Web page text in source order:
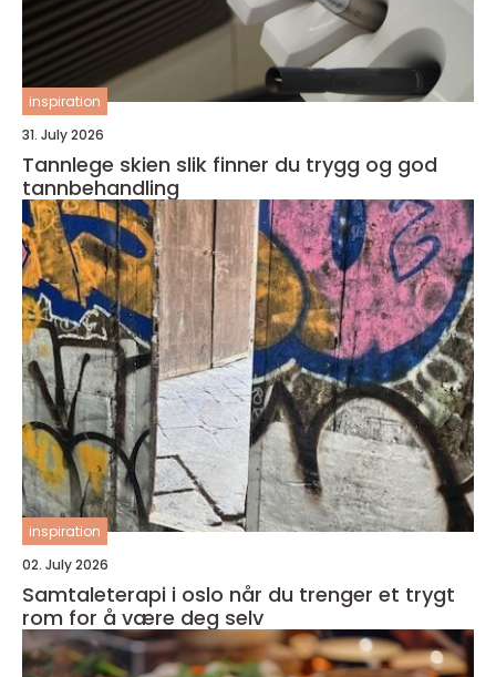
inspiration
31. July 2026
Tannlege skien slik finner du trygg og god
tannbehandling
inspiration
02. July 2026
Samtaleterapi i oslo når du trenger et trygt
rom for å være deg selv